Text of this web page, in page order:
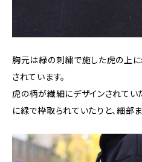
胸元は緑の刺繍で施した虎の上
されています。
虎の柄が繊細にデザインされてい
に緑で枠取られていたりと、細部